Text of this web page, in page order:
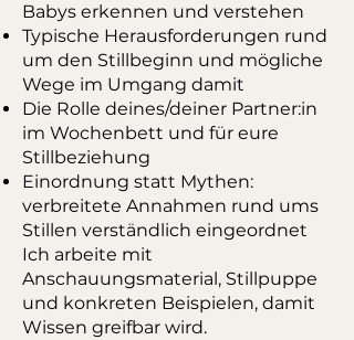
Babys erkennen und verstehen
Typische Herausforderungen rund
um den Stillbeginn und mögliche
Wege im Umgang damit
Die Rolle deines/deiner Partner:in
im Wochenbett und für eure
Stillbeziehung
Einordnung statt Mythen:
verbreitete Annahmen rund ums
Stillen verständlich eingeordnet
Ich arbeite mit
Anschauungsmaterial, Stillpuppe
und konkreten Beispielen, damit
Wissen greifbar wird.